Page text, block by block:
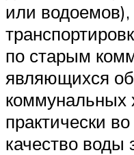
или
по старым
являющихся
коммунальных
практически
качество воды